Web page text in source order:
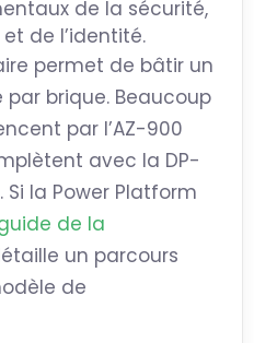
de la sécurité,
de l’identité.
permet de bâtir un
brique. Beaucoup
par l’AZ-900
avec la DP-
la Power Platform
de la
un parcours
de